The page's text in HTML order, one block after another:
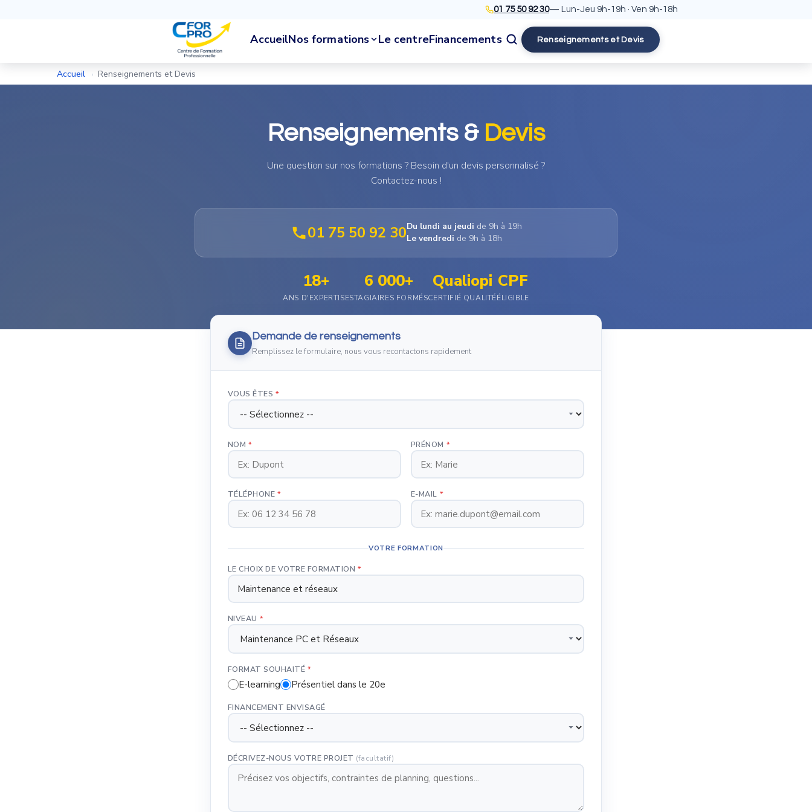
01 75 50 92 30— Lun-Jeu 9h-19h · Ven 9h-18h
AccueilNos formations Le centreFinancements Renseignements et Devis
Accueil › Renseignements et Devis
Renseignements & Devis
Une question sur nos formations ? Besoin d'un devis personnalisé ?
Contactez-nous !
01 75 50 92 30Du lundi au jeudi de 9h à 19h
Le vendredi de 9h à 18h
18+
ANS D'EXPERTISE
6 000+
STAGIAIRES FORMÉS
Qualiopi
CERTIFIÉ QUALITÉ
CPF
ÉLIGIBLE
Demande de renseignements
Remplissez le formulaire, nous vous recontactons rapidement
VOUS ÊTES *
NOM * PRÉNOM *
TÉLÉPHONE * E-MAIL *
VOTRE FORMATION
LE CHOIX DE VOTRE FORMATION *
NIVEAU *
FORMAT SOUHAITÉ *
E-learning Présentiel dans le 20e
FINANCEMENT ENVISAGÉ
DÉCRIVEZ-NOUS VOTRE PROJET (facultatif)